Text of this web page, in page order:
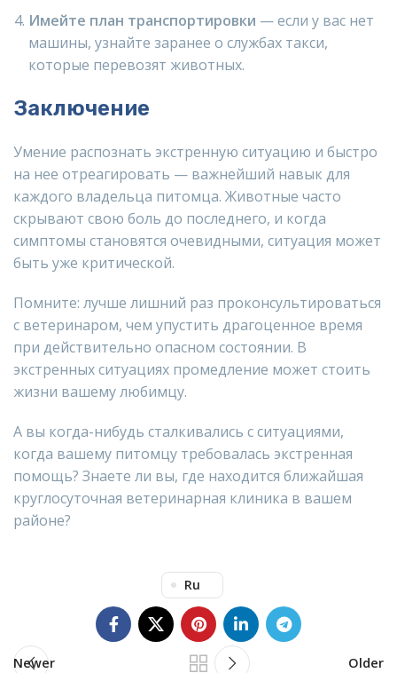
Имейте план транспортировки — если у вас нет
машины, узнайте заранее о службах такси,
которые перевозят животных.
Заключение
Умение распознать экстренную ситуацию и быстро
на нее отреагировать — важнейший навык для
каждого владельца питомца. Животные часто
скрывают свою боль до последнего, и когда
симптомы становятся очевидными, ситуация может
быть уже критической.
Помните: лучше лишний раз проконсультироваться
с ветеринаром, чем упустить драгоценное время
при действительно опасном состоянии. В
экстренных ситуациях промедление может стоить
жизни вашему любимцу.
А вы когда-нибудь сталкивались с ситуациями,
когда вашему питомцу требовалась экстренная
помощь? Знаете ли вы, где находится ближайшая
круглосуточная ветеринарная клиника в вашем
районе?
Ru
Newer Older